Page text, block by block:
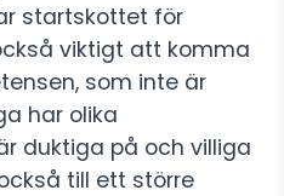
startskottet för
viktigt att komma
som inte är
har olika
duktiga på och villiga
till ett större